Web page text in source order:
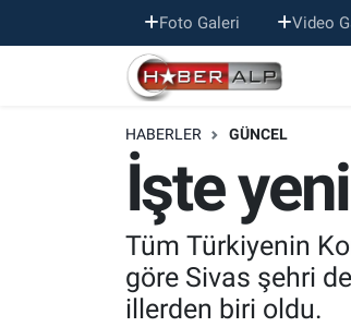
Foto Galeri Video
HABERLER GÜNCEL
İşte
Tüm Türkiyenin
göre Sivas şehri
illerden biri oldu.
Nöbetçi Eczaneler
Hava Durumu
Trafik Durumu
Süper Lig Puan Durumu ve Fikstür
Tüm Manşetler